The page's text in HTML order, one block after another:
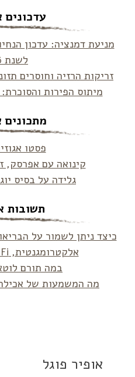
עדכונים
מניעת דמנציה: עדכון
לשנת 2026
זריקות הרזיה וחוסרים
מיתוס הפירות
מתכונים
פסטו
קינואה עם אפרסק,
גלידה על בסיס
תשובות
כיצד ניתן לשמור על
אלקטרומגנטית, Wi-Fi, סלולר ועוד
במה תורם
מה המשמעות של
אופיר פוגל